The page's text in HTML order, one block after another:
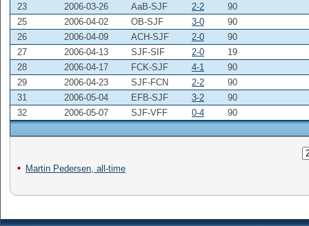
23
2006-03-26 AaB-SJF 2-2
90
25
2006-04-02 OB-SJF 3-0
90
26
2006-04-09 ACH-SJF 2-0
90
27
2006-04-13 SJF-SIF 2-0
19
28
2006-04-17 FCK-SJF 4-1
90
29
2006-04-23 SJF-FCN 2-2
90
31
2006-05-04 EFB-SJF 3-2
90
32
2006-05-07 SJF-VFF 0-4 90
Martin Pedersen, all-time